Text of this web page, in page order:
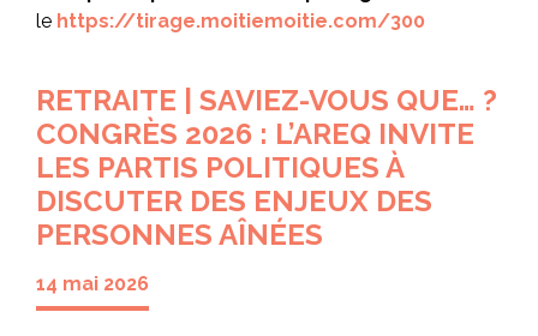
le https://tirage.moitiemoitie.com/300
RETRAITE | SAVIEZ-VOUS QUE… ?
CONGRÈS 2026 : L’AREQ INVITE
LES PARTIS POLITIQUES À
DISCUTER DES ENJEUX DES
PERSONNES AÎNÉES
14 mai 2026